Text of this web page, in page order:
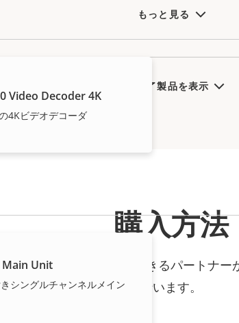
もっと見る
Video Decoder 4K
4Kビデオデコーダ
Main Unit
シングルチャンネルメイン
販売終了製品を表示
購入方法
と個々の製品は、信頼できるパートナ
行います。